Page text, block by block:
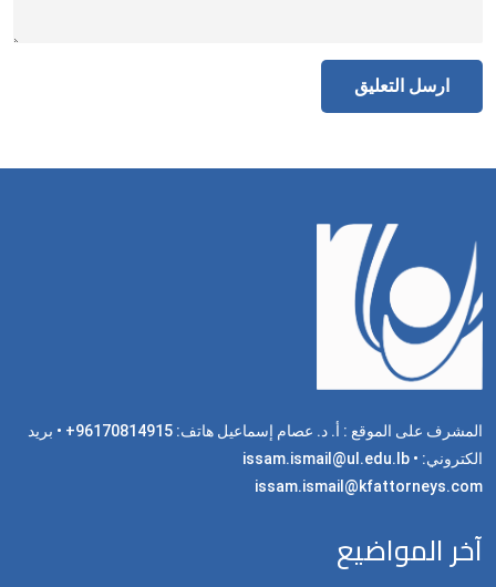
المشرف على الموقع : أ. د. عصام إسماعيل هاتف: 96170814915+ • بريد
الكتروني: issam.ismail@ul.edu.lb •
issam.ismail@kfattorneys.com
آخر المواضيع